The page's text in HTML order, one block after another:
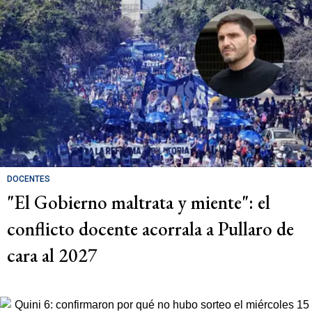
DOCENTES
"El Gobierno maltrata y miente": el
conflicto docente acorrala a Pullaro de
cara al 2027